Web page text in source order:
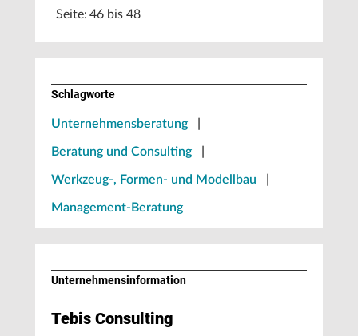
Seite: 46 bis 48
Schlagworte
Unternehmensberatung
Beratung und Consulting
Werkzeug-, Formen- und Modellbau
Management-Beratung
Unternehmens­information
Tebis Consulting